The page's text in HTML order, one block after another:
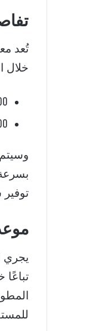
تفاصيل
خلال
1000
500
موعد